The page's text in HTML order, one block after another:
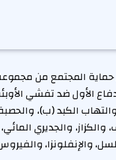
المجتمع من
الأول ضد تفشي
الكبد (ب)،
والكزاز، والجديري
والإنفلونزا،